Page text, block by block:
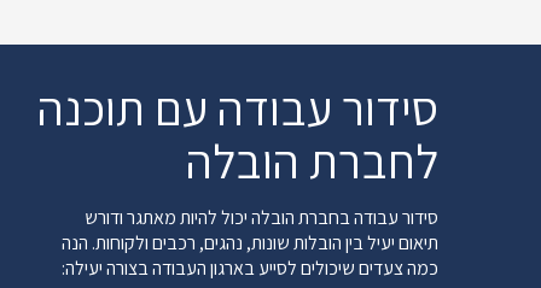
סידור עבודה עם תוכנה
לחברת הובלה
סידור עבודה בחברת הובלה יכול להיות מאתגר ודורש
תיאום יעיל בין הובלות שונות, נהגים, רכבים ולקוחות. הנה
כמה צעדים שיכולים לסייע בארגון העבודה בצורה יעילה: